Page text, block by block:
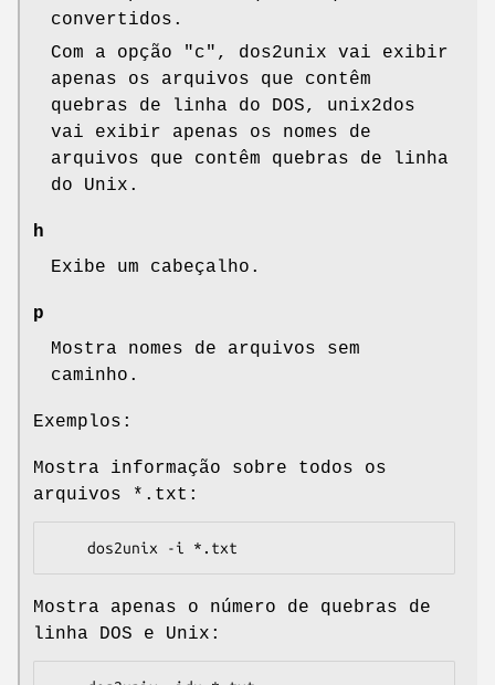
convertidos.
Com a opção
"c" , dos2unix vai exibir
apenas os arquivos que contêm
quebras de linha do DOS, unix2dos
vai exibir apenas os nomes de
arquivos que contêm quebras de linha
do Unix.
h
Exibe um cabeçalho.
p
Mostra nomes de arquivos sem
caminho.
Exemplos:
Mostra informação sobre todos os
arquivos *.txt:
Mostra apenas o número de quebras de
linha DOS e Unix: